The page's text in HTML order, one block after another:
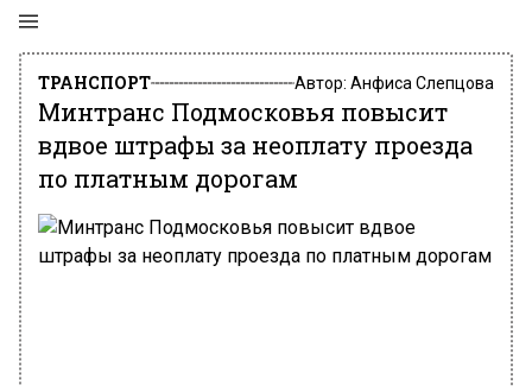
ТРАНСПОРТ Автор: Анфиса Слепцова
Минтранс Подмосковья повысит
вдвое штрафы за неоплату проезда
по платным дорогам